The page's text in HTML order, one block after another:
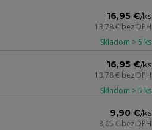
16,95 €/ks
13,78 € bez DPH
Skladom > 5 ks
16,95 €/ks
13,78 € bez DPH
Skladom > 5 ks
9,90 €/ks
8,05 € bez DPH